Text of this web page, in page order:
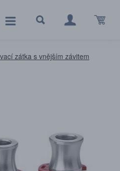
zátka s vnějším závitem